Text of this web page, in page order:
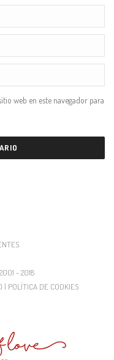
web en este navegador para
- 2018
| POLÍTICA DE COOKIES